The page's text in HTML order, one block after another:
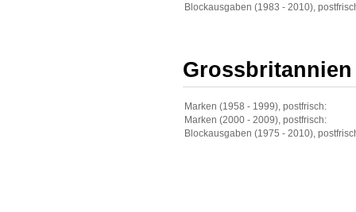
Blockausgaben (1983 - 2010),
Marken (1958 - 1999), postfrisch:
Marken (2000 - 2009), postfrisch:
Blockausgaben (1975 - 2010),